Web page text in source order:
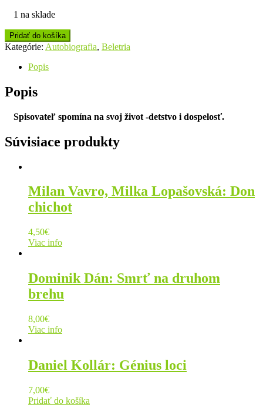
1 na sklade
Pridať do košíka
Kategórie: Autobiografia, Beletria
Popis
Popis
Spisovateľ spomína na svoj život -detstvo i dospelosť.
Súvisiace produkty
Milan Vavro, Milka Lopašovská: Don
chichot
4,50€
Viac info
Dominik Dán: Smrť na druhom
brehu
8,00€
Viac info
Daniel Kollár: Génius loci
7,00€
Pridať do košíka